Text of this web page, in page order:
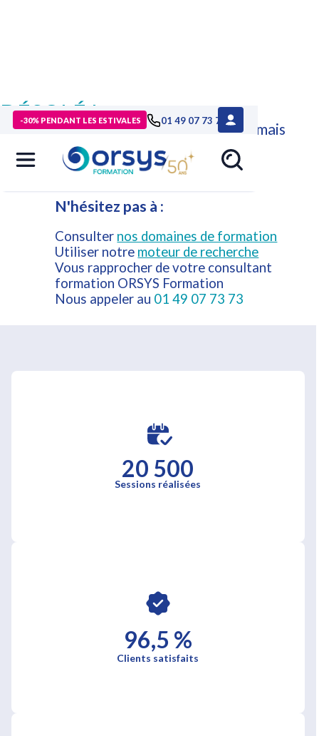
-30% PENDANT LES ESTIVALES 01 49 07 73 73
DÉSOLÉ !
Cette formation n'est plus disponible mais
d'autres formations ORSYS peuvent
répondre à vos attentes.
N'hésitez pas à :
Consulter nos domaines de formation
Utiliser notre moteur de recherche
Vous rapprocher de votre consultant
formation ORSYS Formation
Nous appeler au 01 49 07 73 73
20 500
Sessions réalisées
96,5 %
Clients satisfaits